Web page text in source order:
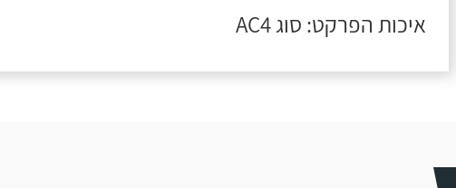
איכות הפרקט: סוג AC4